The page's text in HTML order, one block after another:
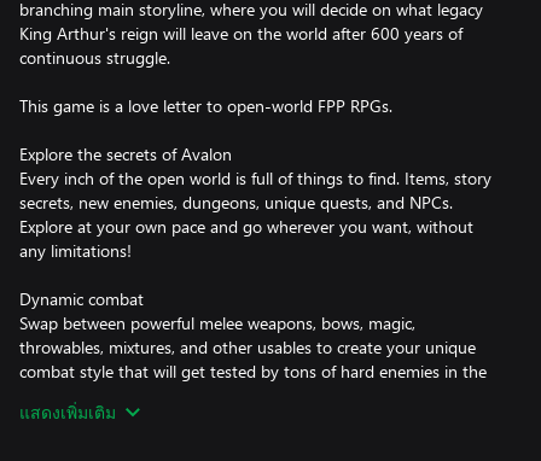
branching main storyline, where you will decide on what legacy
King Arthur's reign will leave on the world after 600 years of
continuous struggle.
This game is a love letter to open-world FPP RPGs.
Explore the secrets of Avalon
Every inch of the open world is full of things to find. Items, story
secrets, new enemies, dungeons, unique quests, and NPCs.
Explore at your own pace and go wherever you want, without
any limitations!
Dynamic combat
Swap between powerful melee weapons, bows, magic,
throwables, mixtures, and other usables to create your unique
combat style that will get tested by tons of hard enemies in the
แสดงเพิ่มเติม